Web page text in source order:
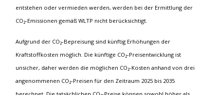
entstehen oder vermieden werden, werden bei der Ermittlung der
CO₂-Emissionen gemäß WLTP nicht berücksichtigt.
Aufgrund der CO₂-Bepreisung sind künftig Erhöhungen der
Kraftstoffkosten möglich. Die künftige CO₂-Preisentwicklung ist
unsicher, daher werden die möglichen CO₂-Kosten anhand von drei
angenommenen CO₂-Preisen für den Zeitraum 2025 bis 2035